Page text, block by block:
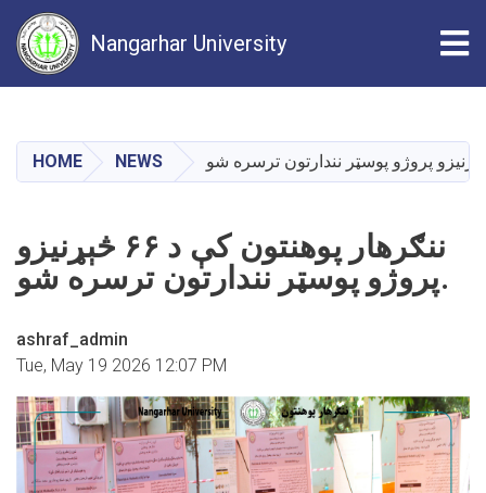
main
content
Nangarhar University
HOME NEWS
ننګرهار پوهنتون کې د ۶۶ څېړنیزو
پروژو پوسټر نندارتون ترسره شو.
ashraf_admin
Tue, May 19 2026 12:07 PM